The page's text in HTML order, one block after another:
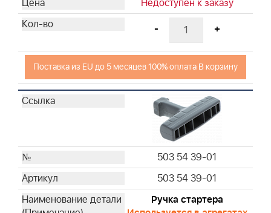
Недоступен к заказу
-
+
Поставка из EU до 5 месяцев 100% оплата В корзину
503 54 39-01
503 54 39-01
Ручка стартера